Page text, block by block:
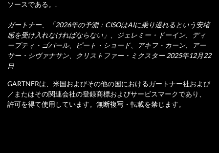
ソースである。.
ガートナー、「2026年の予測：CISOはAIに乗り遅れるという安堵
感を受け入れなければならない」、ジェレミー・ドーイン、ディ
ープティ・ゴパール、ピート・ショード、アキフ・カーン、アー
サー・シヴァナサン、クリストファー・ミクスター 2025年12月22
日
GARTNERは、米国およびその他の国におけるガートナー社および
／またはその関連会社の登録商標およびサービスマークであり、
許可を得て使用しています。無断複写・転載を禁じます。